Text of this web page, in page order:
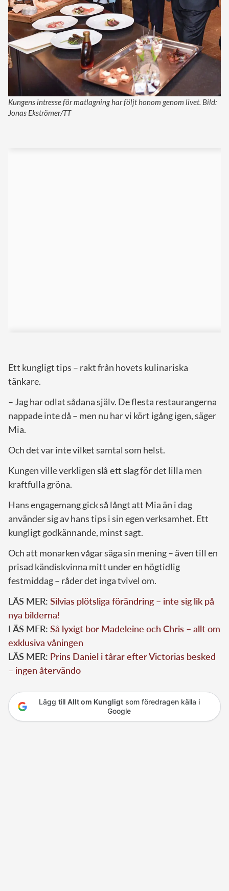
Kungens intresse för matlagning har följt honom genom livet. Bild:
Jonas Ekströmer/TT
Ett kungligt tips – rakt från hovets kulinariska
tänkare.
– Jag har odlat sådana själv. De flesta restaurangerna
nappade inte då – men nu har vi kört igång igen, säger
Mia.
Och det var inte vilket samtal som helst.
Kungen ville verkligenslå ett slagför det lilla men
kraftfulla gröna.
Hans engagemang gick så långt att Mia än i dag
använder sig av hans tips i sin egen verksamhet. Ett
kungligt godkännande, minst sagt.
Och att monarken vågar säga sin mening – även till en
prisad kändiskvinna mitt under en högtidlig
festmiddag – råder det inga tvivel om.
LÄS MER: Silvias plötsliga förändring – inte sig lik på
nya bilderna!
LÄS MER: Så lyxigt bor Madeleine och Chris – allt om
exklusiva våningen
LÄS MER: Prins Daniel i tårar efter Victorias besked
– ingen återvändo
Lägg till Allt om Kungligtsom föredragen källa i
Google